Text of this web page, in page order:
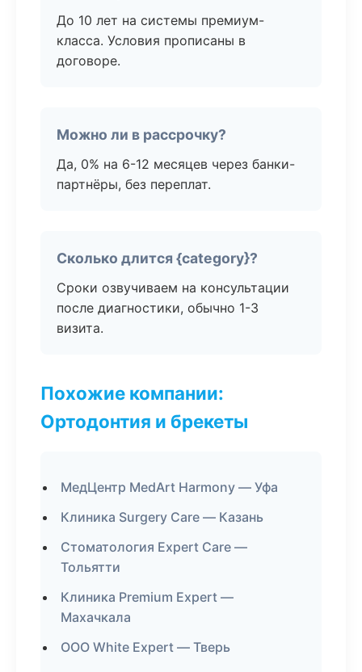
До 10 лет на системы премиум-
класса. Условия прописаны в
договоре.
Можно ли в рассрочку?
Да, 0% на 6-12 месяцев через банки-
партнёры, без переплат.
Сколько длится {category}?
Сроки озвучиваем на консультации
после диагностики, обычно 1-3
визита.
Похожие компании:
Ортодонтия и брекеты
МедЦентр MedArt Harmony — Уфа
Клиника Surgery Care — Казань
Стоматология Expert Care —
Тольятти
Клиника Premium Expert —
Махачкала
ООО White Expert — Тверь